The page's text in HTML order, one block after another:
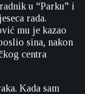
u “Parku” i
rada.
mu je kazao
sina, nakon
centra
Kada sam